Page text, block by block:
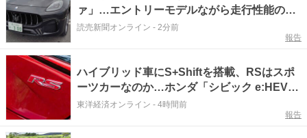
ァ」…エントリーモデルながら走行性能の高
さなどを体験
読売新聞オンライン - 2分前
報告
ハイブリッド車にS+Shiftを搭載、RSはスポ
ーツカーなのか…ホンダ「シビック e:HEV
RS」の圧倒的軽快感と一抹の不安
東洋経済オンライン - 4時間前
報告